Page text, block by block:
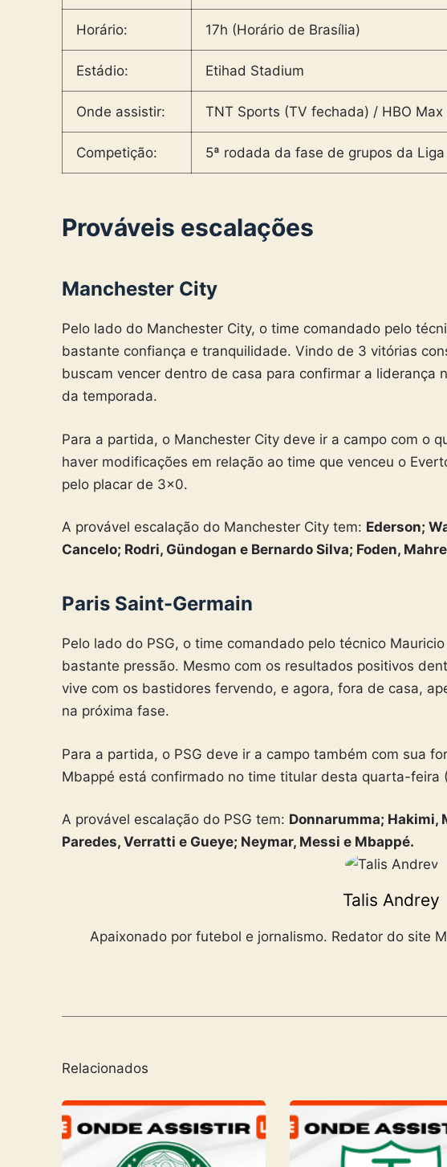
Horário: 17h (Horário de Brasília)
Estádio: Etihad Stadium
Onde assistir: TNT Sports (TV fechada) / HBO Max
Competição: 5ª rodada da fase de grupos da
Prováveis escalações
Manchester City
Pelo lado do Manchester City, o time comandado pelo
bastante confiança e tranquilidade. Vindo de 3 vitórias
buscam vencer dentro de casa para confirmar a liderança
da temporada.
Para a partida, o Manchester City deve ir a campo com o
haver modificações em relação ao time que venceu o
pelo placar de 3×0.
A provável escalação do Manchester City tem: Ederson;
Cancelo; Rodri, Gündogan e Bernardo Silva; Foden,
Paris Saint-Germain
Pelo lado do PSG, o time comandado pelo técnico
bastante pressão. Mesmo com os resultados positivos
vive com os bastidores fervendo, e agora, fora de casa,
na próxima fase.
Para a partida, o PSG deve ir a campo também com sua
Mbappé está confirmado no time titular desta quarta-feira
A provável escalação do PSG tem: Donnarumma; Hakimi,
Paredes, Verratti e Gueye; Neymar, Messi e Mbappé.
Talis Andrey
Apaixonado por futebol e jornalismo. Redator do site
Relacionados